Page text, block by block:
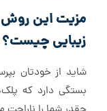
مزیت این
زیبایی چیست؟
شاید از خودتان
بستگی دارد که